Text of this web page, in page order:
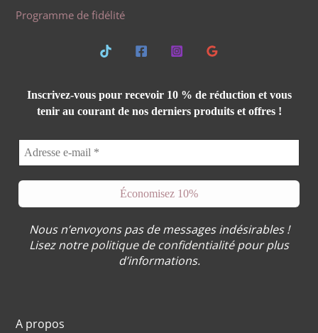
Programme de fidélité
Inscrivez-vous pour recevoir 10 % de réduction et vous
tenir au courant de nos derniers produits et offres !
Nous n’envoyons pas de messages indésirables !
Lisez notrepolitique de confidentialitépour plus
d’informations.
A propos